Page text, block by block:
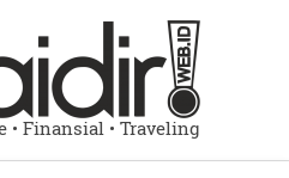
• Finansial • Traveling